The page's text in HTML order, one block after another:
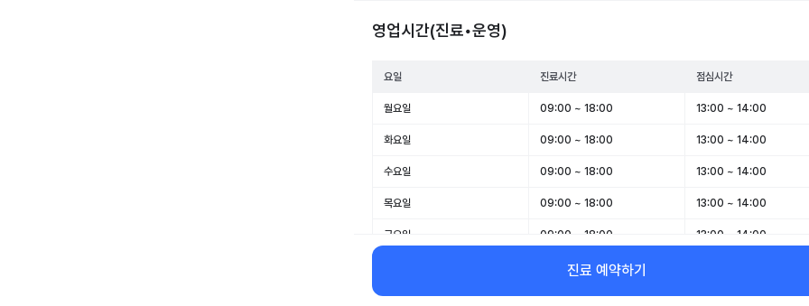
영업시간(진료•운영)
요일 진료시간 점심시간
월요일 09:00 ~ 18:00 13:00 ~ 14:00
화요일 09:00 ~ 18:00 13:00 ~ 14:00
수요일 09:00 ~ 18:00 13:00 ~ 14:00
목요일 09:00 ~ 18:00 13:00 ~ 14:00
금요일 09:00 ~ 18:00 13:00 ~ 14:00
09:00 ~ 13:00
일요일 휴무 -
진료 예약하기